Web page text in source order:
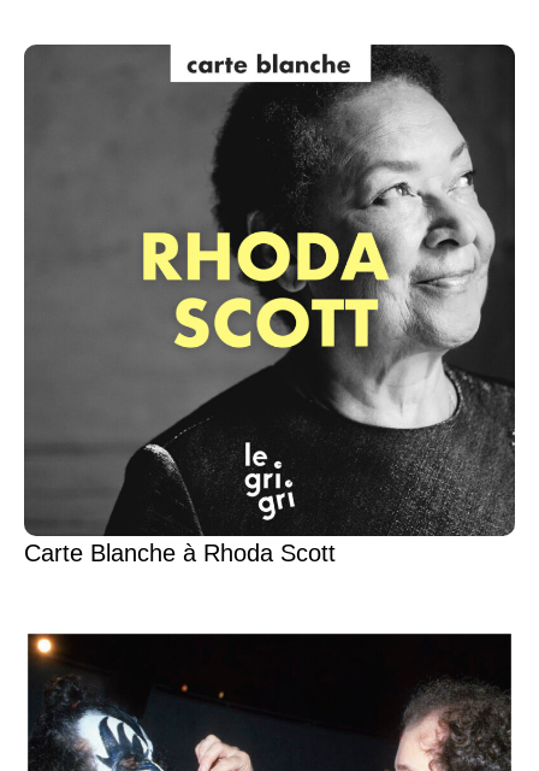
Carte Blanche à Rhoda Scott